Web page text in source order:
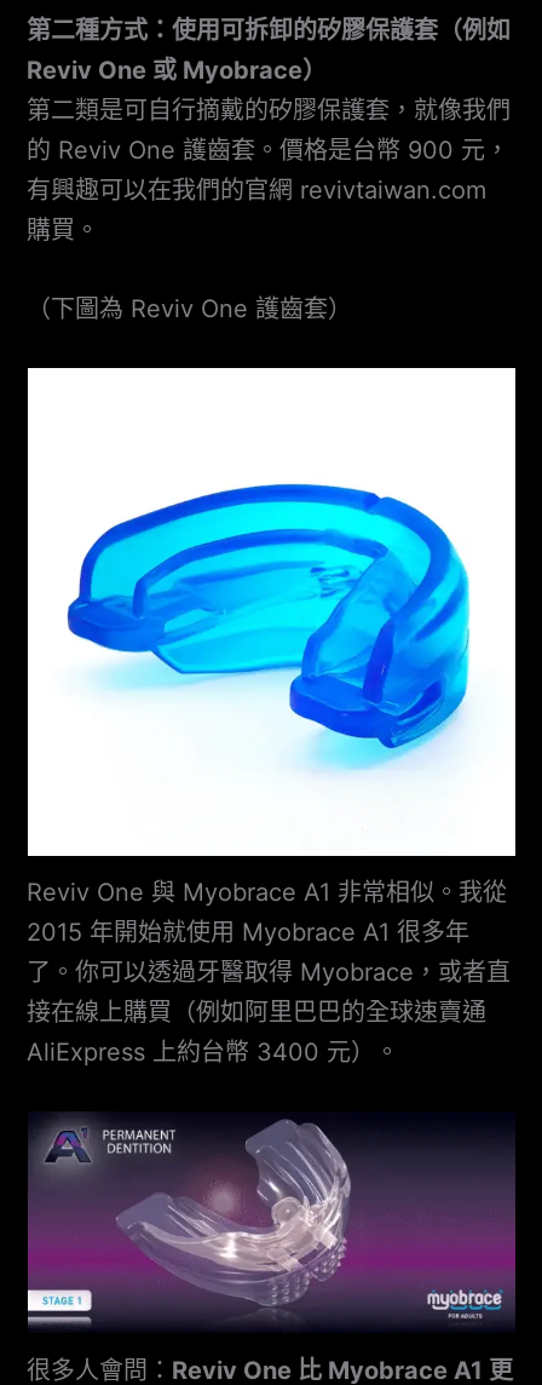
第二種方式：使用可拆卸的矽膠保護套（例如
Reviv One 或 Myobrace）
第二類是可自行摘戴的矽膠保護套，就像我們
的 Reviv One 護齒套。價格是台幣 900 元，
有興趣可以在我們的官網 revivtaiwan.com
購買。
（下圖為 Reviv One 護齒套）
Reviv One 與 Myobrace A1 非常相似。我從
2015 年開始就使用 Myobrace A1 很多年
了。你可以透過牙醫取得 Myobrace，或者直
接在線上購買（例如阿里巴巴的全球速賣通
AliExpress 上約台幣 3400 元）。
很多人會問： Reviv One 比 Myobrace A1 更